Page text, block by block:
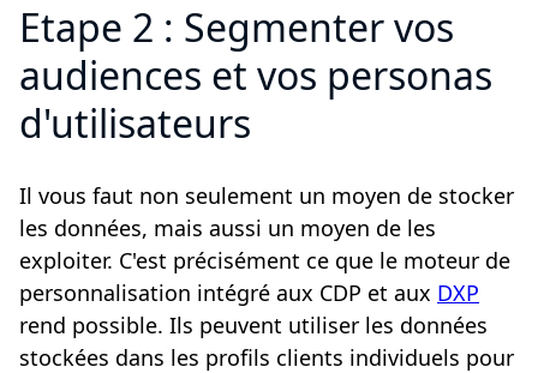
Etape 2 : Segmenter vos
audiences et vos personas
d'utilisateurs
Il vous faut non seulement un moyen de stocker
les données, mais aussi un moyen de les
exploiter. C'est précisément ce que le moteur de
personnalisation intégré aux CDP et aux DXP
rend possible. Ils peuvent utiliser les données
stockées dans les profils clients individuels pour